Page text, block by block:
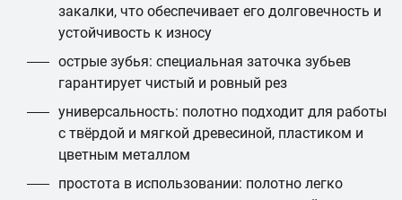
закалки, что обеспечивает его долговечность и
устойчивость к износу
острые зубья: специальная заточка зубьев
гарантирует чистый и ровный рез
универсальность: полотно подходит для работы
с твёрдой и мягкой древесиной, пластиком и
цветным металлом
простота в использовании: полотно легко